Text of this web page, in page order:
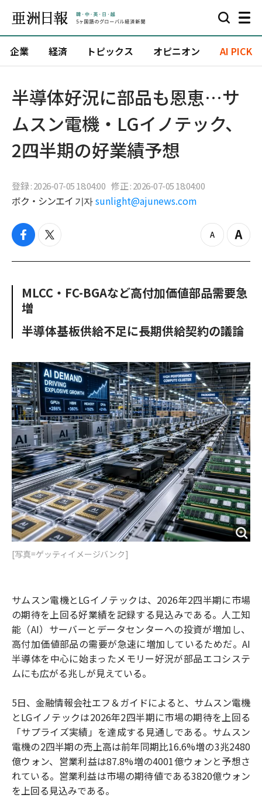
企業 経済 トピックス オピニオン AI PICK
半導体好況に部品も恩恵…サ
ムスン電機・LGイノテック、
2四半期の好業績予想
登録 : 2026-07-05 18:04:00 修正 : 2026-07-05 18:04:00
ボク・シンエイ 기자 sunlight@ajunews.com
f
c
o
o
k
t
i
e
z
o
u
Z
o
i
n
MLCC・FC-BGAなど高付加価値部品需要急
増
半導体基板供給不足に長期供給契約の議論
[写真=ゲッティイメージバンク]
サムスン電機とLGイノテックは、2026年2四半期に市場
の期待を上回る好業績を記録する見込みである。人工知
能（AI）サーバーとデータセンターへの投資が増加し、
高付加価値部品の需要が急速に増加しているためだ。AI
半導体を中心に始まったメモリー好況が部品エコシステ
ムにも広がる兆しが見えている。
5日、金融情報会社エフ＆ガイドによると、サムスン電機
とLGイノテックは2026年2四半期に市場の期待を上回る
「サプライズ実績」を達成する見通しである。サムスン
電機の2四半期の売上高は前年同期比16.6%増の3兆2480
億ウォン、営業利益は87.8%増の4001億ウォンと予想さ
れている。営業利益は市場の期待値である3820億ウォン
を上回る見込みである。